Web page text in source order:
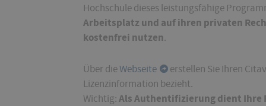
Hochschule dieses leistungsfähige
Arbeitsplatz und auf ihren privaten
kostenfrei nutzen.
Über dieWebseite
erstellen Sie Ihren
Lizenzinformation bezieht.
Wichtig:Als Authentifizierung dient Ihre